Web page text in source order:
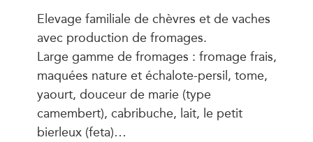
Elevage familiale de chèvres et de vaches
avec production de fromages.
Large gamme de fromages : fromage frais,
maquées nature et échalote-persil, tome,
yaourt, douceur de marie (type
camembert), cabribuche, lait, le petit
bierleux (feta)…